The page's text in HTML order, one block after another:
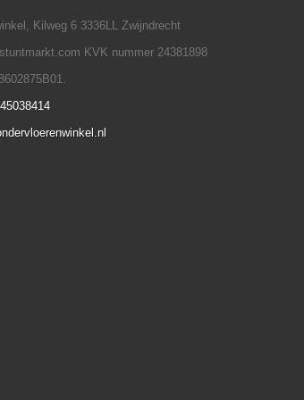
Kilweg 6 3336LL Zwijndrecht
KVK nummer 24381898